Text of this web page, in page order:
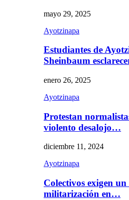
mayo 29, 2025
Ayotzinapa
Estudiantes de
Sheinbaum
enero 26, 2025
Ayotzinapa
Protestan
violento desalojo…
diciembre 11, 2024
Ayotzinapa
Colectivos exigen
militarización en…